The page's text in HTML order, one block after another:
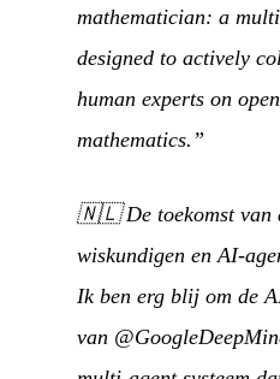
mathematician: a
designed to actively
human experts on
mathematics.”
🇳🇱De toekomst van
wiskundigen en AI-
Ik ben erg blij om de
van